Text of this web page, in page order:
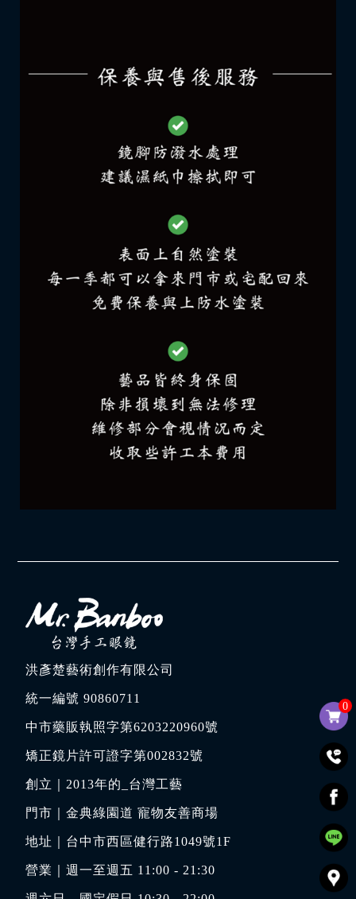
0
洪彥楚藝術創作有限公司
統一編號 90860711
中市藥販執照字第6203220960號
矯正鏡片許可證字第002832號
創立｜2013年的_台灣工藝
門市｜金典綠園道 寵物友善商場
地址｜ 台中市西區健行路1049號1F
營業｜週一至週五 11:00 - 21:30